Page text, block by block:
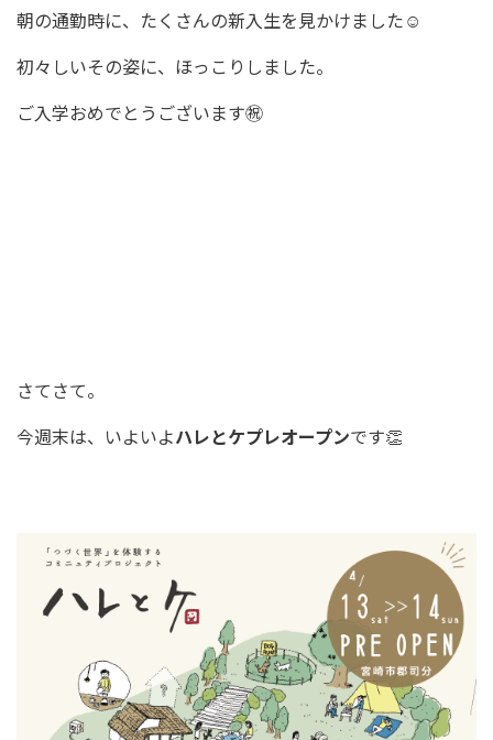
朝の通勤時に、たくさんの新入生を見かけました☺️
初々しいその姿に、ほっこりしました。
ご入学おめでとうございます㊗️
さてさて。
今週末は、いよいよハレとケプレオープンです👏